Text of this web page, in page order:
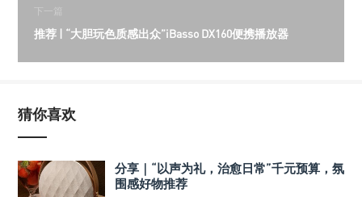
下一篇
推荐 | “大胆玩色质感出众”iBasso DX160便携播放器
猜你喜欢
分享｜“以声为礼，治愈日常”千元预算，氛
围感好物推荐